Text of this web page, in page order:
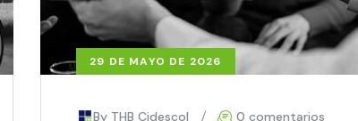
29 DE MAYO DE 2026
By THB Cidescol 0 comentarios